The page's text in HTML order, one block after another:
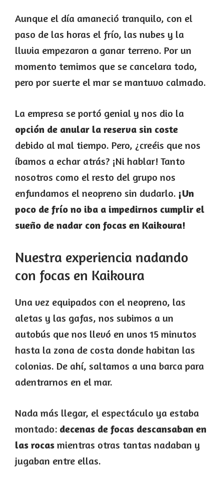
Aunque el día amaneció tranquilo, con el
paso de las horas el frío, las nubes y la
lluvia empezaron a ganar terreno. Por un
momento temimos que se cancelara todo,
pero por suerte el mar se mantuvo calmado.
La empresa se portó genial y nos dio la
opción de anular la reserva sin coste
debido al mal tiempo. Pero, ¿creéis que nos
íbamos a echar atrás? ¡Ni hablar! Tanto
nosotros como el resto del grupo nos
enfundamos el neopreno sin dudarlo. ¡Un
poco de frío no iba a impedirnos cumplir el
sueño de nadar con focas en Kaikoura!
Nuestra experiencia nadando
con focas en Kaikoura
Una vez equipados con el neopreno, las
aletas y las gafas, nos subimos a un
autobús que nos llevó en unos 15 minutos
hasta la zona de costa donde habitan las
colonias. De ahí, saltamos a una barca para
adentrarnos en el mar.
Nada más llegar, el espectáculo ya estaba
montado: decenas de focas descansaban en
las rocas mientras otras tantas nadaban y
jugaban entre ellas.